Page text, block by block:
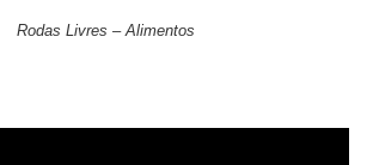
Rodas Livres – Alimentos